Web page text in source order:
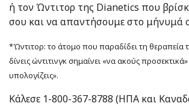
ή τον Ώντιτορ της Dianetics που
σου και να απαντήσουμε στο μήνυμά
*Ώντιτορ: το άτομο που παραδίδει τη θεραπεία
δίνεις ώντιτινγκ σημαίνει «να ακούς
υπολογίζεις».
Κάλεσε 1-800-367-8788 (ΗΠΑ και